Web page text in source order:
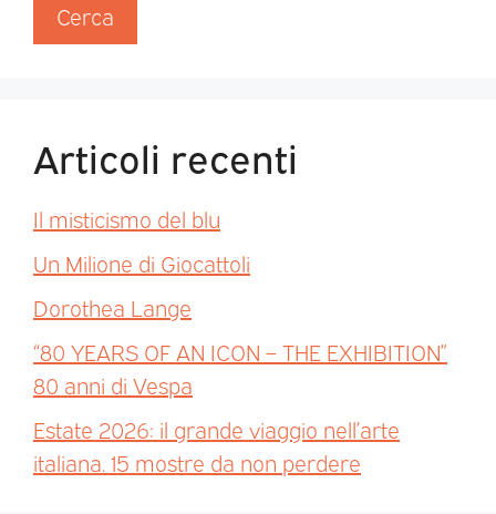
Cerca
Articoli recenti
Il misticismo del blu
Un Milione di Giocattoli
Dorothea Lange
“80 YEARS OF AN ICON – THE EXHIBITION”
80 anni di Vespa
Estate 2026: il grande viaggio nell’arte
italiana. 15 mostre da non perdere